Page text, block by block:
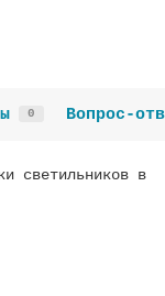
0 Вопрос-
светильников в